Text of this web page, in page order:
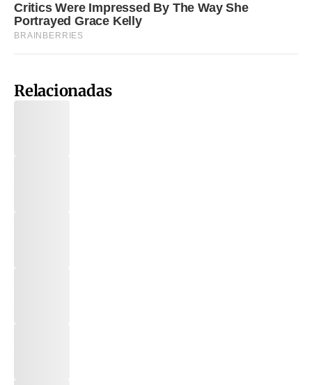
Relacionadas